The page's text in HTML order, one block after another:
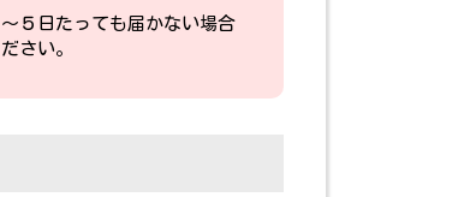
５日たっても届かない場合
さい。